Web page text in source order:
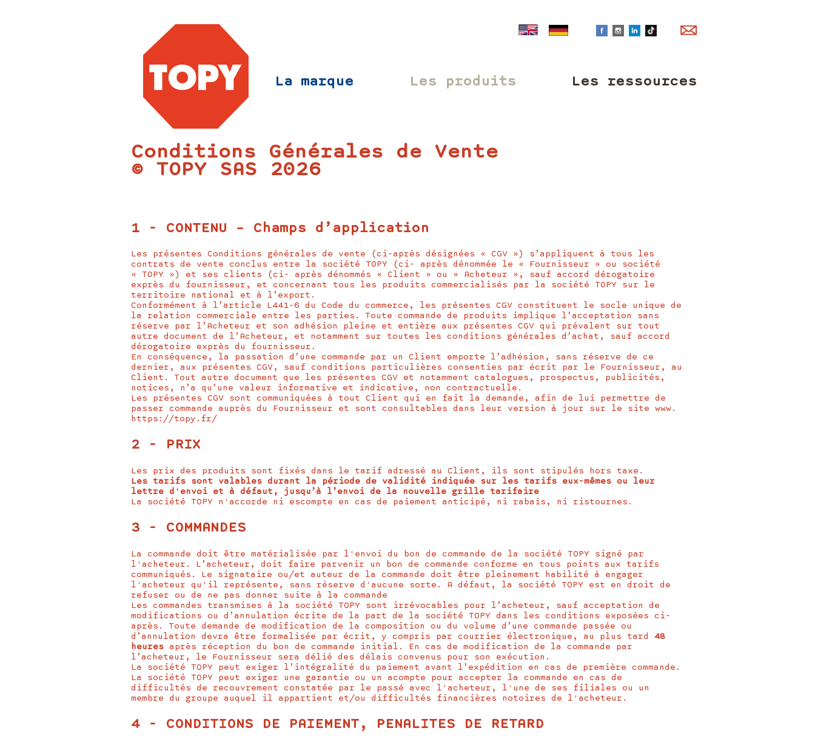
La marque Les produits Les ressources
Conditions Générales de Vente
© TOPY SAS 2026
1 - CONTENU – Champs d’application
Les présentes Conditions générales de vente (ci-après désignées « CGV ») s’appliquent à tous les
contrats de vente conclus entre la société TOPY (ci- après dénommée le « Fournisseur » ou société
« TOPY ») et ses clients (ci- après dénommés « Client » ou « Acheteur », sauf accord dérogatoire
exprès du fournisseur, et concernant tous les produits commercialisés par la société TOPY sur le
territoire national et à l’export.
Conformément à l’article L441-6 du Code du commerce, les présentes CGV constituent le socle unique de
la relation commerciale entre les parties. Toute commande de produits implique l’acceptation sans
réserve par l’Acheteur et son adhésion pleine et entière aux présentes CGV qui prévalent sur tout
autre document de l’Acheteur, et notamment sur toutes les conditions générales d’achat, sauf accord
dérogatoire exprès du fournisseur.
En conséquence, la passation d’une commande par un Client emporte l’adhésion, sans réserve de ce
dernier, aux présentes CGV, sauf conditions particulières consenties par écrit par le Fournisseur, au
Client. Tout autre document que les présentes CGV et notamment catalogues, prospectus, publicités,
notices, n’a qu’une valeur informative et indicative, non contractuelle.
Les présentes CGV sont communiquées à tout Client qui en fait la demande, afin de lui permettre de
passer commande auprès du Fournisseur et sont consultables dans leur version à jour sur le site www.
https://topy.fr/
2 - PRIX
Les prix des produits sont fixés dans le tarif adressé au Client, ils sont stipulés hors taxe.
Les tarifs sont valables durant la période de validité indiquée sur les tarifs eux-mêmes ou leur
lettre d'envoi et à défaut, jusqu’à l’envoi de la nouvelle grille tarifaire
La société TOPY n'accorde ni escompte en cas de paiement anticipé, ni rabais, ni ristournes.
3 - COMMANDES
La commande doit être matérialisée par l'envoi du bon de commande de la société TOPY signé par
l'acheteur. L’acheteur, doit faire parvenir un bon de commande conforme en tous points aux tarifs
communiqués. Le signataire ou/et auteur de la commande doit être pleinement habilité à engager
l'acheteur qu'il représente, sans réserve d'aucune sorte. A défaut, la société TOPY est en droit de
refuser ou de ne pas donner suite à la commande
Les commandes transmises à la société TOPY sont irrévocables pour l’acheteur, sauf acceptation de
modifications ou d’annulation écrite de la part de la société TOPY dans les conditions exposées ci-
après. Toute demande de modification de la composition ou du volume d’une commande passée ou
d’annulation devra être formalisée par écrit, y compris par courrier électronique, au plus tard 48
heures après réception du bon de commande initial. En cas de modification de la commande par
l’acheteur, le Fournisseur sera délié des délais convenus pour son exécution.
La société TOPY peut exiger l’intégralité du paiement avant l’expédition en cas de première commande.
La société TOPY peut exiger une garantie ou un acompte pour accepter la commande en cas de
difficultés de recouvrement constatée par le passé avec l'acheteur, l'une de ses filiales ou un
membre du groupe auquel il appartient et/ou difficultés financières notoires de l'acheteur.
4 - CONDITIONS DE PAIEMENT, PENALITES DE RETARD